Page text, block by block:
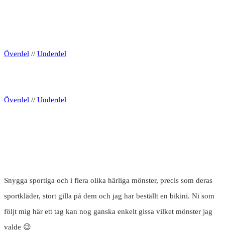
Överdel // Underdel
Överdel // Underdel
Snygga sportiga och i flera olika härliga mönster, precis som deras
sportkläder, stort gilla på dem och jag har beställt en bikini. Ni som
följt mig här ett tag kan nog ganska enkelt gissa vilket mönster jag
valde 😉